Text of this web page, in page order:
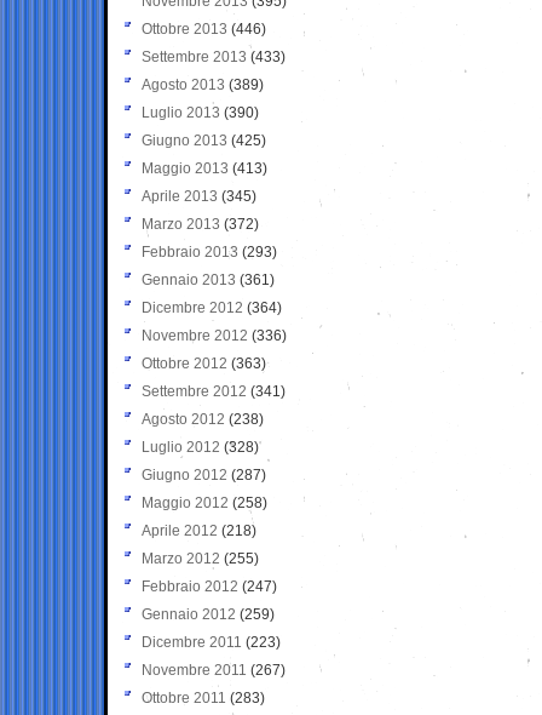
Ottobre 2013 (446)
Settembre 2013 (433)
Agosto 2013 (389)
Luglio 2013 (390)
Giugno 2013 (425)
Maggio 2013 (413)
Aprile 2013 (345)
Marzo 2013 (372)
Febbraio 2013 (293)
Gennaio 2013 (361)
Dicembre 2012 (364)
Novembre 2012 (336)
Ottobre 2012 (363)
Settembre 2012 (341)
Agosto 2012 (238)
Luglio 2012 (328)
Giugno 2012 (287)
Maggio 2012 (258)
Aprile 2012 (218)
Marzo 2012 (255)
Febbraio 2012 (247)
Gennaio 2012 (259)
Dicembre 2011 (223)
Novembre 2011 (267)
Ottobre 2011 (283)